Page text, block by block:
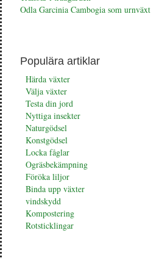
Odla Garcinia Cambogia som urnväxt
Populära artiklar
Härda växter
Välja växter
Testa din jord
Nyttiga insekter
Naturgödsel
Konstgödsel
Locka fåglar
Ogräsbekämpning
Föröka liljor
Binda upp växter
vindskydd
Kompostering
Rotsticklingar